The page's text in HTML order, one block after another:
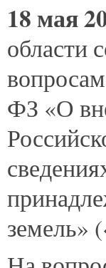
18 мая
области
ФЗ «О
земель»